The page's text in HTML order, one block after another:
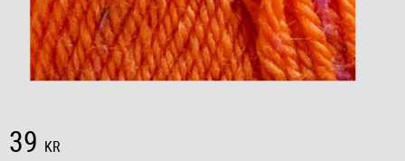
39 KR